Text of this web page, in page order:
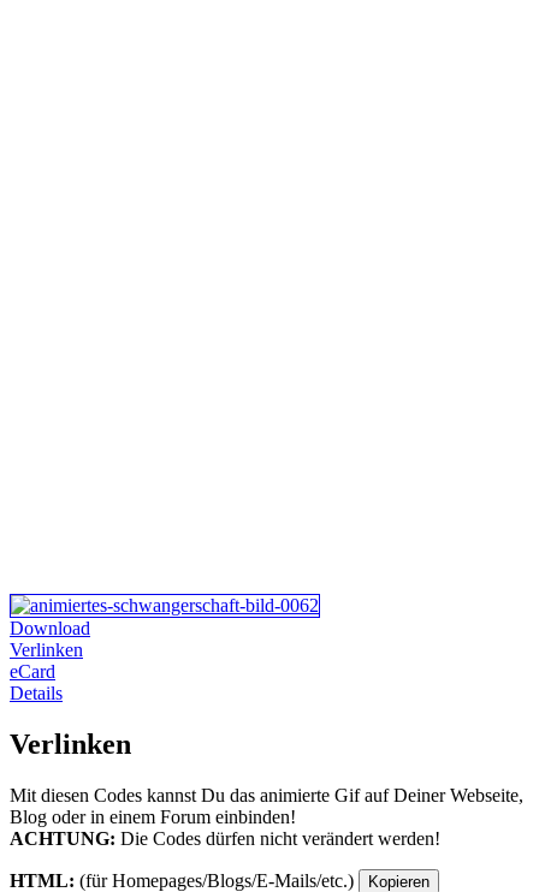
Download
Verlinken
eCard
Details
Verlinken
Mit diesen Codes kannst Du das animierte Gif auf Deiner Webseite,
Blog oder in einem Forum einbinden!
ACHTUNG: Die Codes dürfen nicht verändert werden!
HTML: (für Homepages/Blogs/E-Mails/etc.) Kopieren